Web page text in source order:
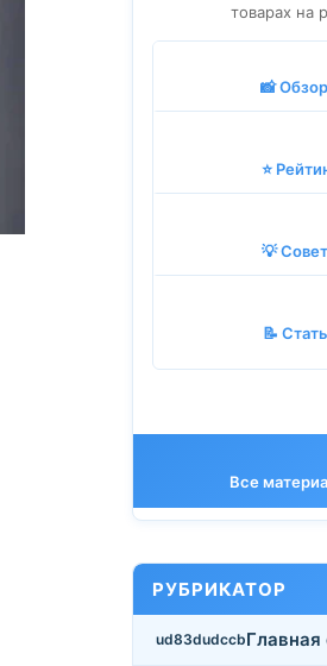
товарах на
📸
⭐
💡
📝
Все
РУБРИКАТОР
Главная